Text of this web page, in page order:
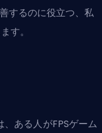
するのに役立つ、私
す。
ある人がFPSゲーム